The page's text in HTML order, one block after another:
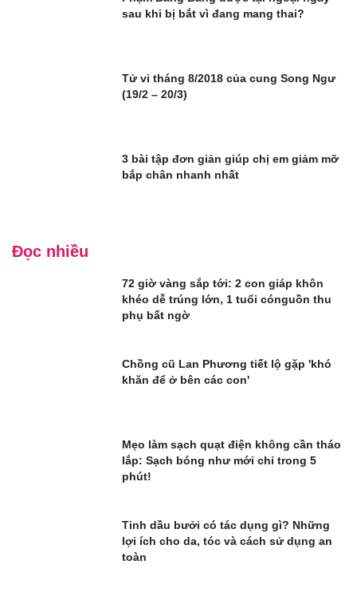
sau khi bị bắt vì đang mang thai?
Tử vi tháng 8/2018 của cung Song Ngư
(19/2 – 20/3)
3 bài tập đơn giản giúp chị em giảm mỡ
bắp chân nhanh nhất
Đọc nhiều
72 giờ vàng sắp tới: 2 con giáp khôn
khéo dễ trúng lớn, 1 tuổi cónguồn thu
phụ bất ngờ
Chồng cũ Lan Phương tiết lộ gặp 'khó
khăn để ở bên các con'
Mẹo làm sạch quạt điện không cần tháo
lắp: Sạch bóng như mới chỉ trong 5
phút!
Tinh dầu bưởi có tác dụng gì? Những
lợi ích cho da, tóc và cách sử dụng an
toàn